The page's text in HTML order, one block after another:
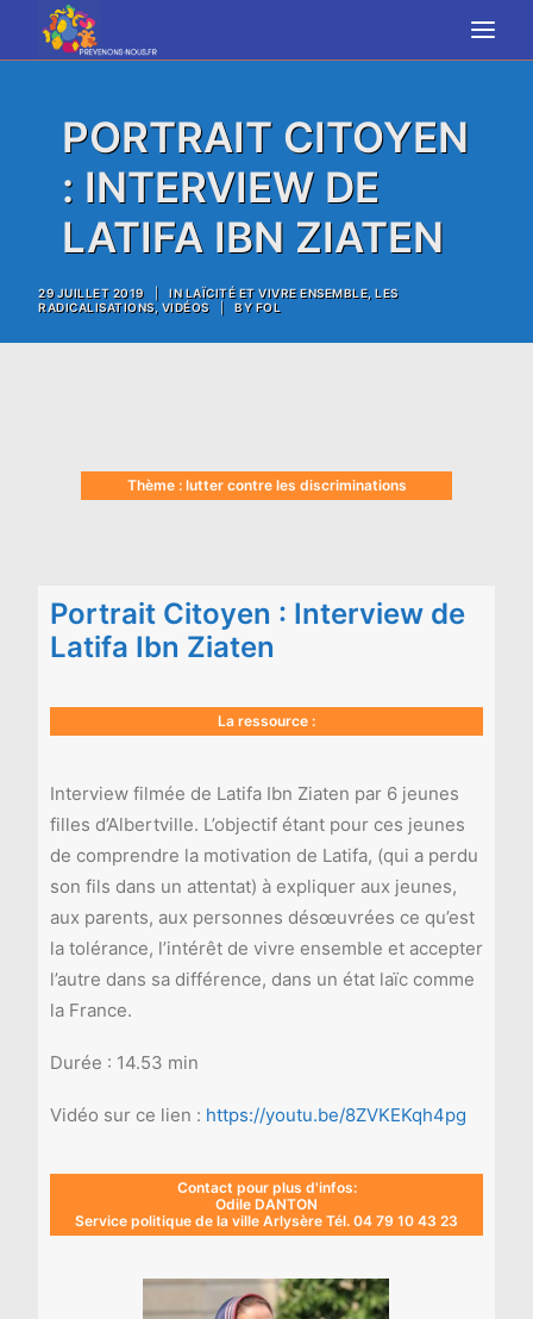
RECHERCHE
PORTRAIT CITOYEN
: INTERVIEW DE
LATIFA IBN ZIATEN
29 JUILLET 2019 | INLAÏCITÉ ET VIVRE ENSEMBLE, LES
RADICALISATIONS, VIDÉOS | BYFOL
Thème : lutter contre les discriminations
Portrait Citoyen : Interview de
Latifa Ibn Ziaten
La ressource :
Interview filmée de Latifa Ibn Ziaten par 6 jeunes
filles d’Albertville. L’objectif étant pour ces jeunes
de comprendre la motivation de Latifa, (qui a perdu
son fils dans un attentat) à expliquer aux jeunes,
aux parents, aux personnes désœuvrées ce qu’est
la tolérance, l’intérêt de vivre ensemble et accepter
l’autre dans sa différence, dans un état laïc comme
la France.
Durée : 14.53 min
Vidéo sur ce lien : https://youtu.be/8ZVKEKqh4pg
Contact pour plus d'infos:
Odile DANTON
Service politique de la ville Arlysère Tél. 04 79 10 43 23